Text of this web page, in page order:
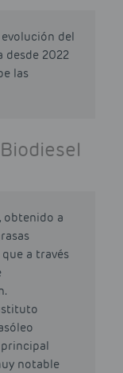
del
desde 2022
las
obtenido a
a través
notable